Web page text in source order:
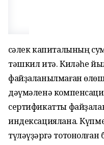
Әсәлек капиталының
тәшкил итә. Киләһе
файҙаланылмаған
дәүмәленә
сертификатты
индексациялана.
түләүҙәргә